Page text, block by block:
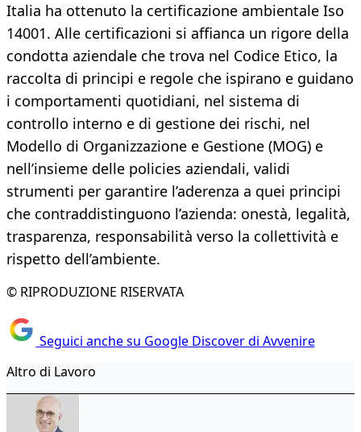
Italia ha ottenuto la certificazione ambientale Iso
14001. Alle certificazioni si affianca un rigore della
condotta aziendale che trova nel Codice Etico, la
raccolta di principi e regole che ispirano e guidano
i comportamenti quotidiani, nel sistema di
controllo interno e di gestione dei rischi, nel
Modello di Organizzazione e Gestione (MOG) e
nell’insieme delle policies aziendali, validi
strumenti per garantire l’aderenza a quei principi
che contraddistinguono l’azienda: onestà, legalità,
trasparenza, responsabilità verso la collettività e
rispetto dell’ambiente.
© RIPRODUZIONE RISERVATA
Seguici anche su Google Discover di Avvenire
Altro di Lavoro